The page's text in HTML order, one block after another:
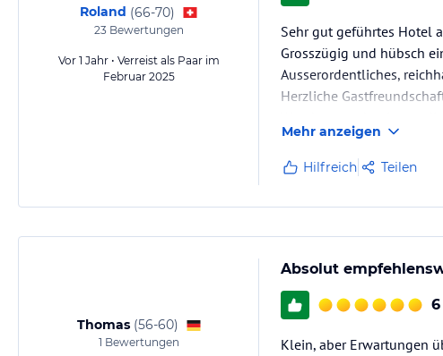
Roland (66-70)
23 Bewertungen
Vor 1 Jahr • Verreist als Paar im
Februar 2025
Sehr gut geführtes Hotel
Grosszügig und hübsch
Ausserordentliches,
Herzliche
Schwarzwald mit der
Diverse Restaurants sind
Mehr anzeigen
Hilfreich Teilen
Thomas (56-60)
1 Bewertungen
Absolut
6
Klein, aber Erwartungen